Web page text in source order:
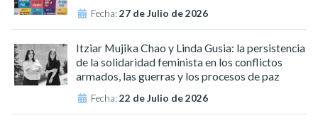
Fecha:27 de Julio de 2026
Itziar Mujika Chao y Linda Gusia: la persistencia
de la solidaridad feminista en los conflictos
armados, las guerras y los procesos de paz
Fecha:22 de Julio de 2026